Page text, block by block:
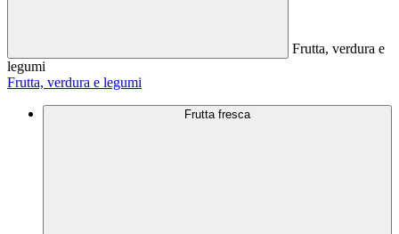
Frutta, verdura e
legumi
Frutta, verdura e legumi
Frutta fresca